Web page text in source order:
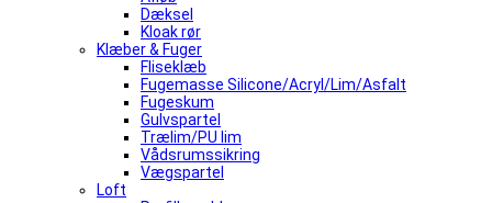
Dæksel
Kloak rør
Klæber & Fuger
Fliseklæb
Fugemasse Silicone/Acryl/Lim/Asfalt
Fugeskum
Gulvspartel
Trælim/PU lim
Vådsrumssikring
Vægspartel
Loft